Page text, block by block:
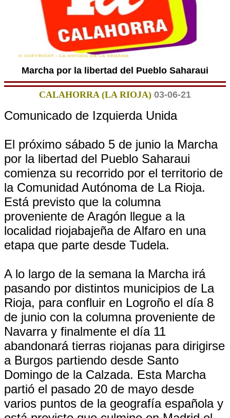
Marcha por la libertad del Pueblo Saharaui
CALAHORRA (LA RIOJA) 03-06-21
Comunicado de Izquierda Unida
El próximo sábado 5 de junio la Marcha
por la libertad del Pueblo Saharaui
comienza su recorrido por el territorio de
la Comunidad Autónoma de La Rioja.
Está previsto que la columna
proveniente de Aragón llegue a la
localidad riojabajeña de Alfaro en una
etapa que parte desde Tudela.
A lo largo de la semana la Marcha irá
pasando por distintos municipios de La
Rioja, para confluir en Logroño el día 8
de junio con la columna proveniente de
Navarra y finalmente el día 11
abandonará tierras riojanas para dirigirse
a Burgos partiendo desde Santo
Domingo de la Calzada. Esta Marcha
partió el pasado 20 de mayo desde
varios puntos de la geografía española y